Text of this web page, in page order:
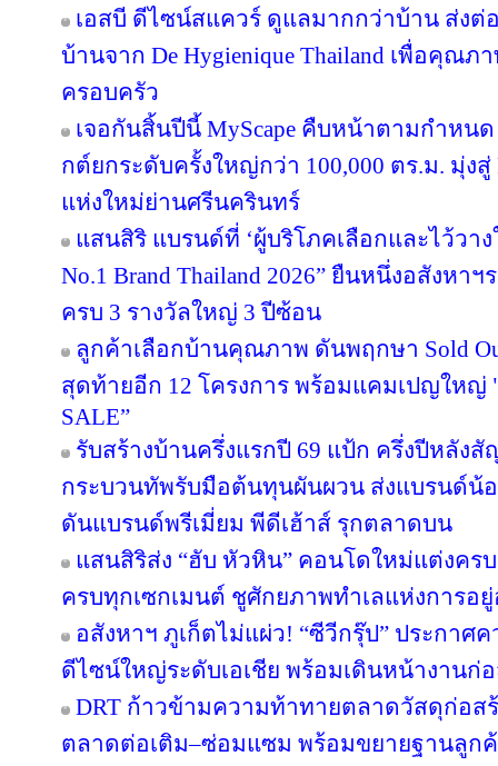
เอสบี ดีไซน์สแควร์ ดูแลมากกว่าบ้าน ส่ง
บ้านจาก De Hygienique Thailand เพื่อคุณ
ครอบครัว
เจอกันสิ้นปีนี้ MyScape คืบหน้าตามกำหน
กต์ยกระดับครั้งใหญ่กว่า 100,000 ตร.ม. มุ่งสู่
แห่งใหม่ย่านศรีนครินทร์
แสนสิริ แบรนด์ที่ ‘ผู้บริโภคเลือกและไว้วาง
No.1 Brand Thailand 2026” ยืนหนึ่งอสังหา
ครบ 3 รางวัลใหญ่ 3 ปีซ้อน
ลูกค้าเลือกบ้านคุณภาพ ดันพฤกษา Sold
สุดท้ายอีก 12 โครงการ พร้อมแคมเปญใหญ่
SALE”
รับสร้างบ้านครึ่งแรกปี 69 แป้ก ครึ่งปีหลั
กระบวนทัพรับมือต้นทุนผันผวน ส่งแบรนด์น้
ดันแบรนด์พรีเมี่ยม พีดีเฮ้าส์ รุกตลาดบน
แสนสิริส่ง “ฮับ หัวหิน” คอนโดใหม่แต่งคร
ครบทุกเซกเมนต์ ชูศักยภาพทำเลแห่งการอ
อสังหาฯ ภูเก็ตไม่แผ่ว! “ซีวีกรุ๊ป” ประกาศค
ดีไซน์ใหญ่ระดับเอเชีย พร้อมเดินหน้างานก่อ
DRT ก้าวข้ามความท้าทายตลาดวัสดุก่อสร้
ตลาดต่อเติม–ซ่อมแซม พร้อมขยายฐานลูก